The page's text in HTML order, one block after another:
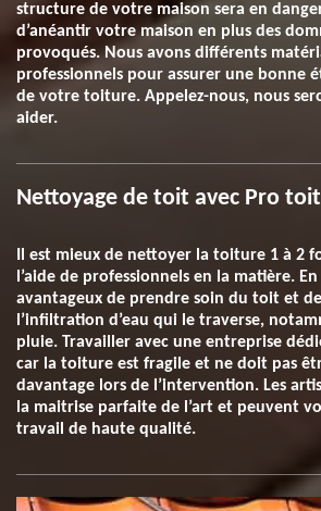
structure de votre maison sera en
d’anéantir votre maison en plus des
provoqués. Nous avons différents
professionnels pour assurer une bonne
de votre toiture. Appelez-nous, nous
aider.
Nettoyage de toit avec Pro
Il est mieux de nettoyer la toiture 1 à 2
l’aide de professionnels en la matière.
avantageux de prendre soin du toit et
l’infiltration d’eau qui le traverse,
pluie. Travailler avec une entreprise
car la toiture est fragile et ne doit pas
davantage lors de l’intervention. Les
la maitrise parfaite de l’art et peuvent
travail de haute qualité.